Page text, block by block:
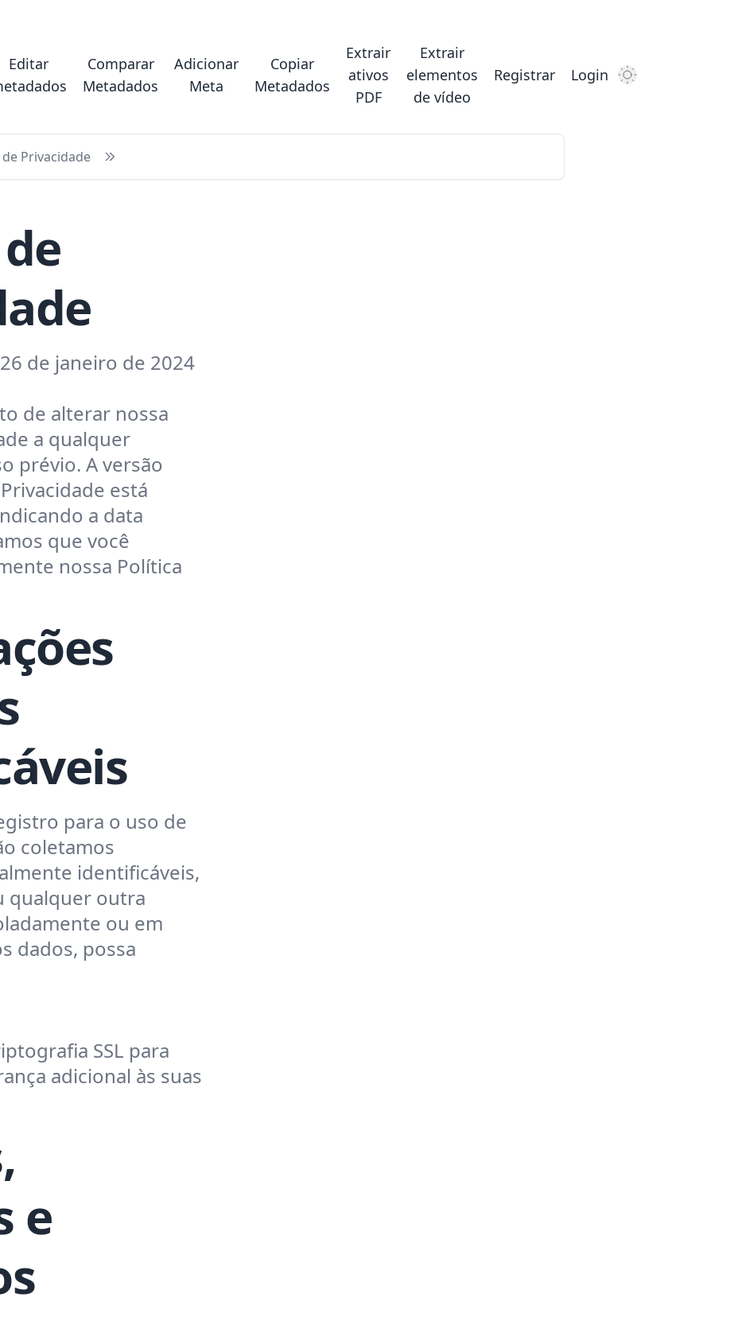
Editar
Comparar
Metadados
Adicionar
Meta
Copiar
Metadados
Extrair
ativos
PDF
Extrair
elementos
de vídeo
Registrar Login Dark Mode
Privacidade
26 de janeiro de 2024
de alterar nossa
a qualquer
prévio. A versão
está
a data
que você
nossa Política
para o uso de
coletamos
identificáveis,
qualquer outra
ou em
dados, possa
SSL para
adicional às suas
e